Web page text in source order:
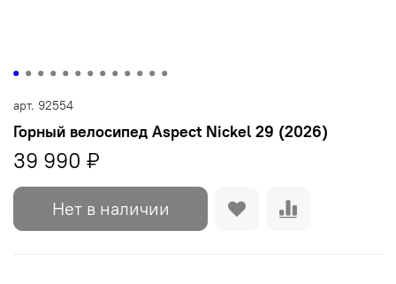
арт. 92554
Горный велосипед Aspect Nickel 29 (2026)
39 990 ₽
Нет в наличии